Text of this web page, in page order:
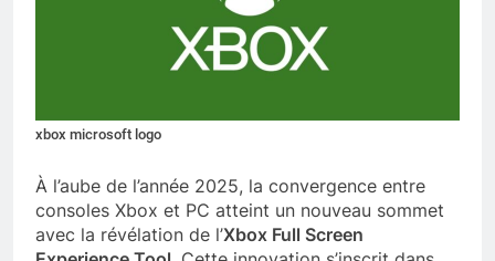
xbox microsoft logo
À l’aube de l’année 2025, la convergence entre
consoles Xbox et PC atteint un nouveau sommet
avec la révélation de l’Xbox Full Screen